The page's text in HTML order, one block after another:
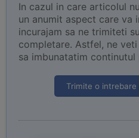
In cazul in care articolul
un anumit aspect care va
incurajam sa ne trimiteti
completare. Astfel, ne
sa imbunatatim
Trimite o